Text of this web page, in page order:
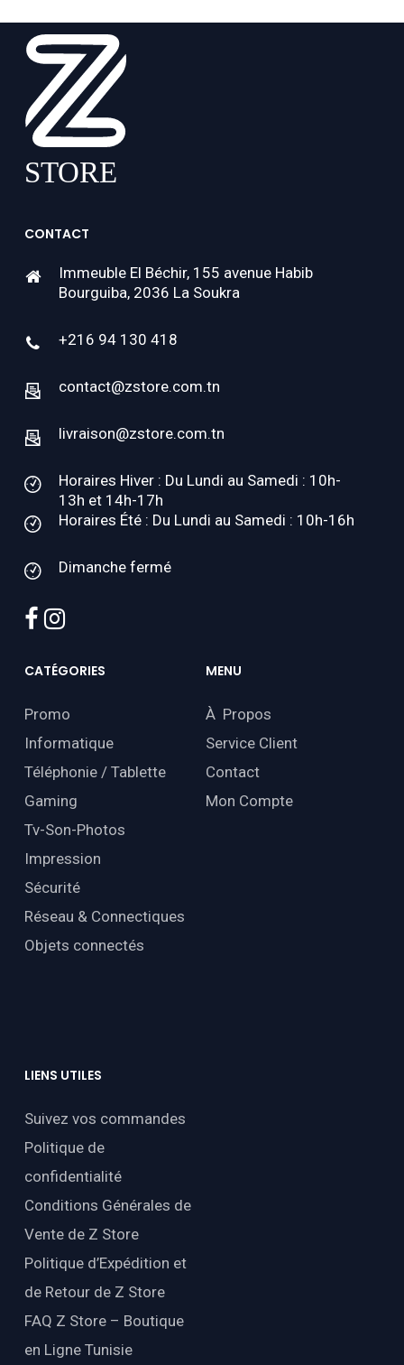
CONTACT
Immeuble El Béchir, 155 avenue Habib
Bourguiba, 2036 La Soukra
+216 94 130 418
contact@zstore.com.tn
livraison@zstore.com.tn
Horaires Hiver : Du Lundi au Samedi : 10h-
13h et 14h-17h
Horaires Été : Du Lundi au Samedi : 10h-16h
Dimanche fermé
facebook
instagram
CATÉGORIES
Promo
Informatique
Téléphonie / Tablette
Gaming
Tv-Son-Photos
Impression
Sécurité
Réseau & Connectiques
Objets connectés
MENU
À Propos
Service Client
Contact
Mon Compte
LIENS UTILES
Suivez vos commandes
Politique de
confidentialité
Conditions Générales de
Vente de Z Store
Politique d’Expédition et
de Retour de Z Store
FAQ Z Store – Boutique
en Ligne Tunisie